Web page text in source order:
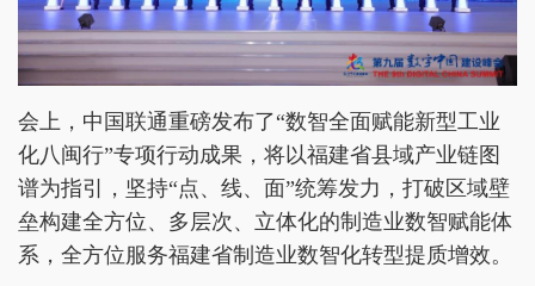
会上，中国联通重磅发布了“数智全面赋能新型工业
化八闽行”专项行动成果，将以福建省县域产业链图
谱为指引，坚持“点、线、面”统筹发力，打破区域壁
垒构建全方位、多层次、立体化的制造业数智赋能体
系，全方位服务福建省制造业数智化转型提质增效。